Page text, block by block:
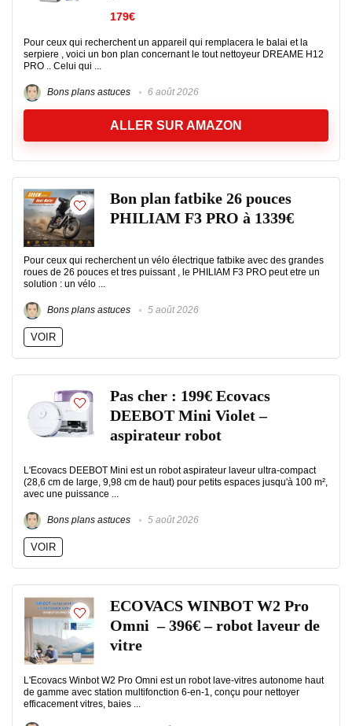
179€
Pour ceux qui recherchent un appareil qui remplacera le balai et la
serpiere , voici un bon plan concernant le tout nettoyeur DREAME H12
PRO .. Celui qui ...
Bons plans astuces 6 août 2026
ALLER SUR AMAZON
Bon plan fatbike 26 pouces
PHILIAM F3 PRO à 1339€
Pour ceux qui recherchent un vélo électrique fatbike avec des grandes
roues de 26 pouces et tres puissant , le PHILIAM F3 PRO peut etre un
solution : un vélo ...
Bons plans astuces 5 août 2026
VOIR
Pas cher : 199€ Ecovacs
DEEBOT Mini Violet –
aspirateur robot
L'Ecovacs DEEBOT Mini est un robot aspirateur laveur ultra-compact
(28,6 cm de large, 9,98 cm de haut) pour petits espaces jusqu'à 100 m²,
avec une puissance ...
Bons plans astuces 5 août 2026
VOIR
ECOVACS WINBOT W2 Pro
Omni – 396€ – robot laveur de
vitre
L'Ecovacs Winbot W2 Pro Omni est un robot lave-vitres autonome haut
de gamme avec station multifonction 6-en-1, conçu pour nettoyer
efficacement vitres, baies ...